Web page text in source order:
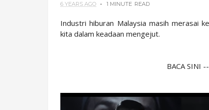
6 YEARS AGO 1 MINUTE READ
Industri hiburan Malaysia masih merasai
kita dalam keadaan mengejut.
BACA SINI